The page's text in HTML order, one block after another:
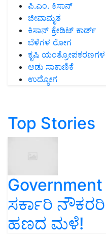
ಪಿ.ಎಂ. ಕಿಸಾನ್
ಜೀವಾಮೃತ
ಕಿಸಾನ್ ಕ್ರೇಡಿಟ್ ಕಾರ್ಡ್
ಬೆಳೆಗಳ ರೋಗ
ಕೃಷಿ
ಆಡು ಸಾಕಾಣಿಕೆ
ಉದ್ಯೋಗ
Top Stories
ಸರ್ಕಾರಿ
ಹಣದ ಮಳೆ!